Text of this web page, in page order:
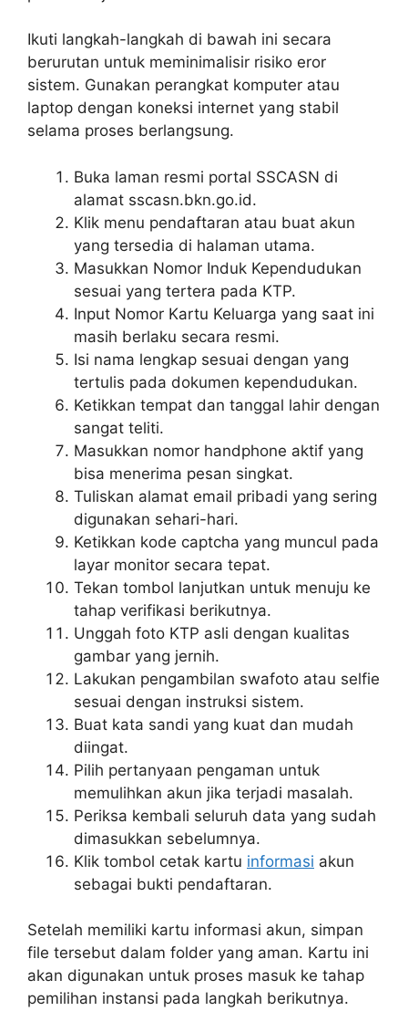
Ikuti langkah-langkah di bawah ini secara
berurutan untuk meminimalisir risiko eror
sistem. Gunakan perangkat komputer atau
laptop dengan koneksi internet yang stabil
selama proses berlangsung.
Buka laman resmi portal SSCASN di
alamat sscasn.bkn.go.id.
Klik menu pendaftaran atau buat akun
yang tersedia di halaman utama.
Masukkan Nomor Induk Kependudukan
sesuai yang tertera pada KTP.
Input Nomor Kartu Keluarga yang saat ini
masih berlaku secara resmi.
Isi nama lengkap sesuai dengan yang
tertulis pada dokumen kependudukan.
Ketikkan tempat dan tanggal lahir dengan
sangat teliti.
Masukkan nomor handphone aktif yang
bisa menerima pesan singkat.
Tuliskan alamat email pribadi yang sering
digunakan sehari-hari.
Ketikkan kode captcha yang muncul pada
layar monitor secara tepat.
Tekan tombol lanjutkan untuk menuju ke
tahap verifikasi berikutnya.
Unggah foto KTP asli dengan kualitas
gambar yang jernih.
Lakukan pengambilan swafoto atau selfie
sesuai dengan instruksi sistem.
Buat kata sandi yang kuat dan mudah
diingat.
Pilih pertanyaan pengaman untuk
memulihkan akun jika terjadi masalah.
Periksa kembali seluruh data yang sudah
dimasukkan sebelumnya.
Klik tombol cetak kartu informasi akun
sebagai bukti pendaftaran.
Setelah memiliki kartu informasi akun, simpan
file tersebut dalam folder yang aman. Kartu ini
akan digunakan untuk proses masuk ke tahap
pemilihan instansi pada langkah berikutnya.